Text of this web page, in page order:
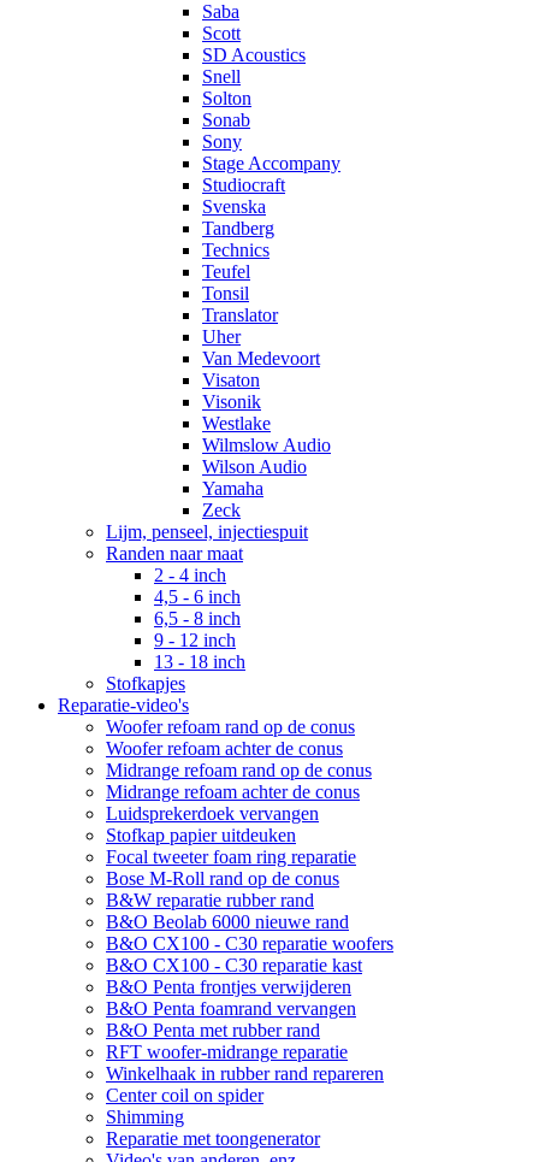
Saba
Scott
SD Acoustics
Snell
Solton
Sonab
Sony
Stage Accompany
Studiocraft
Svenska
Tandberg
Technics
Teufel
Tonsil
Translator
Uher
Van Medevoort
Visaton
Visonik
Westlake
Wilmslow Audio
Wilson Audio
Yamaha
Zeck
Lijm, penseel, injectiespuit
Randen naar maat
2 - 4 inch
4,5 - 6 inch
6,5 - 8 inch
9 - 12 inch
13 - 18 inch
Stofkapjes
Reparatie-video's
Woofer refoam rand op de conus
Woofer refoam achter de conus
Midrange refoam rand op de conus
Midrange refoam achter de conus
Luidsprekerdoek vervangen
Stofkap papier uitdeuken
Focal tweeter foam ring reparatie
Bose M-Roll rand op de conus
B&W reparatie rubber rand
B&O Beolab 6000 nieuwe rand
B&O CX100 - C30 reparatie woofers
B&O CX100 - C30 reparatie kast
B&O Penta frontjes verwijderen
B&O Penta foamrand vervangen
B&O Penta met rubber rand
RFT woofer-midrange reparatie
Winkelhaak in rubber rand repareren
Center coil on spider
Shimming
Reparatie met toongenerator